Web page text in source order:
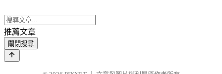
推薦文章
關閉搜尋